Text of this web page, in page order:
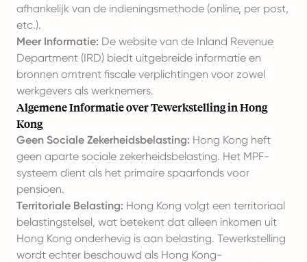
afhankelijk van de indieningsmethode (online, per post,
etc.).
Meer Informatie: De website van de Inland Revenue
Department (IRD) biedt uitgebreide informatie en
bronnen omtrent fiscale verplichtingen voor zowel
werkgevers als werknemers.
Algemene Informatie over Tewerkstelling in Hong
Kong
Geen Sociale Zekerheidsbelasting: Hong Kong heft
geen aparte sociale zekerheidsbelasting. Het MPF-
systeem dient als het primaire spaarfonds voor
pensioen.
Territoriale Belasting: Hong Kong volgt een territoriaal
belastingstelsel, wat betekent dat alleen inkomen uit
Hong Kong onderhevig is aan belasting. Tewerkstelling
wordt echter beschouwd als Hong Kong-